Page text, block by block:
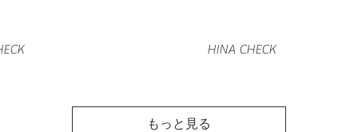
クイックビュー クイックビュー
HINA CHECK
もっと見る